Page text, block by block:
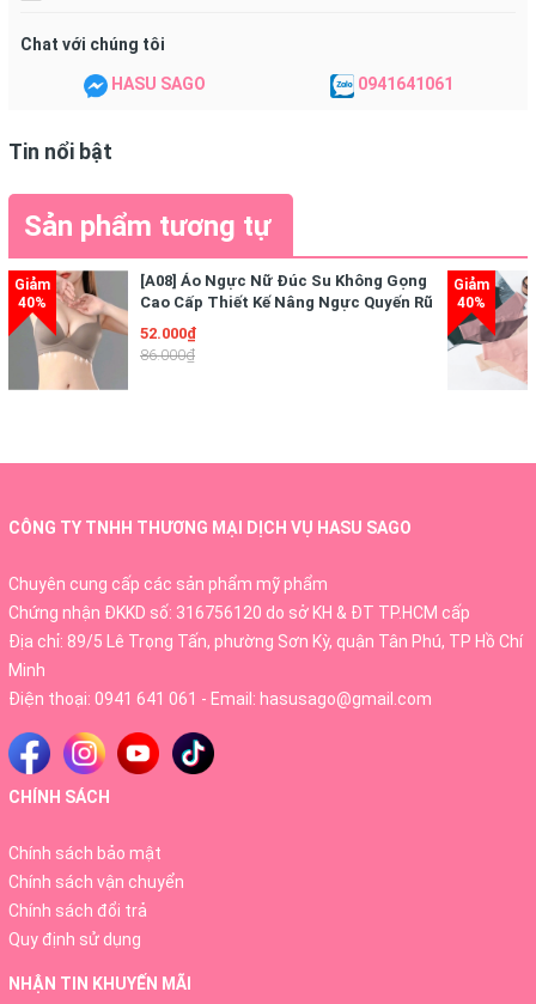
Hướng dẫn Dung Dịch Nhỏ Mắt Sancoba
Nhật Bản
- Nhỏ 1-2 giọt, ngày nhỏ 3-5 lần hoặc khi cần thiết. Bạn có
thể điều chỉnh số lần sử dụng tùy vào tình trạng thể lực
của mắt
bú
- Không dùng chung nước nhỏ mắt với nước khác
Không dùng kết hợp các loại nước nhỏ mắt khác nhau
cùng 1 lần
Chat với chúng tôi
HASU SAGO 0941641061
Tin nổi bật
Sản phẩm tương tự
[A08] Áo Ngực Nữ Đúc Su Không Gọng
Cao Cấp Thiết Kế Nâng Ngực Quyến Rũ
Điệu Đà
52.000₫
86.000₫
CÔNG TY TNHH THƯƠNG MẠI DỊCH VỤ HASU SAGO
Chuyên cung cấp các sản phẩm mỹ phẩm
Chứng nhận ĐKKD số: 316756120 do sở KH & ĐT TP.HCM cấp
Địa chỉ: 89/5 Lê Trọng Tấn, phường Sơn Kỳ, quận Tân Phú, TP Hồ Chí
Minh
Điện thoại: 0941 641 061 - Email: hasusago@gmail.com
CHÍNH SÁCH
Chính sách bảo mật
Chính sách vận chuyển
Chính sách đổi trả
Quy định sử dụng
NHẬN TIN KHUYẾN MÃI